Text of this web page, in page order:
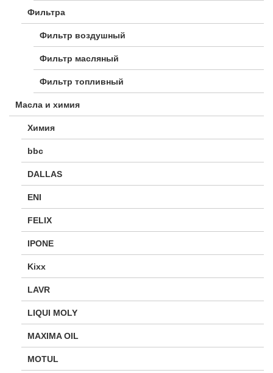
Фильтра
Фильтр воздушный
Фильтр масляный
Фильтр топливный
Масла и химия
Химия
bbc
DALLAS
ENI
FELIX
IPONE
Kixx
LAVR
LIQUI MOLY
MAXIMA OIL
MOTUL